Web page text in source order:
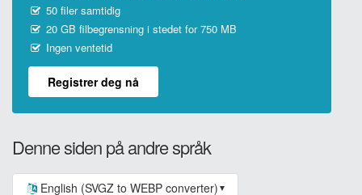
50 filer samtidig
20 GB filbegrensning i stedet for 750 MB
Ingen ventetid
Registrer deg nå
Denne siden på andre språk
English (SVGZ to WEBP converter) ▼